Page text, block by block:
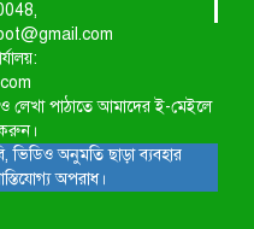
লেখা পাঠাতে আমাদের ই-মেইলে
অনুমতি ছাড়া ব্যবহার
অপরাধ।